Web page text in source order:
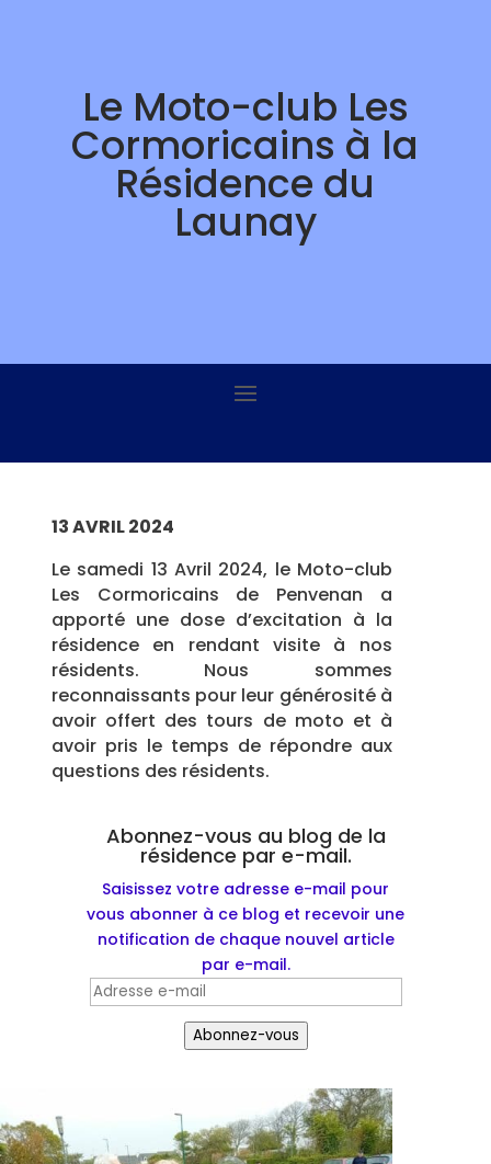
Le Moto-club Les
Cormoricains à la
Résidence du
Launay
13 AVRIL 2024
Le samedi 13 Avril 2024, le Moto-club
Les Cormoricains de Penvenan a
apporté une dose d’excitation à la
résidence en rendant visite à nos
résidents. Nous sommes
reconnaissants pour leur générosité à
avoir offert des tours de moto et à
avoir pris le temps de répondre aux
questions des résidents.
Abonnez-vous au blog de la
résidence par e-mail.
Saisissez votre adresse e-mail pour
vous abonner à ce blog et recevoir une
notification de chaque nouvel article
par e-mail.
Adresse
Abonnez-vous